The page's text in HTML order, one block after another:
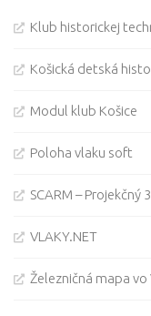
Klub historickej
Košická detská
Modul klub Košice
Poloha vlaku soft
SCARM –
VLAKY.NET
Železničná mapa